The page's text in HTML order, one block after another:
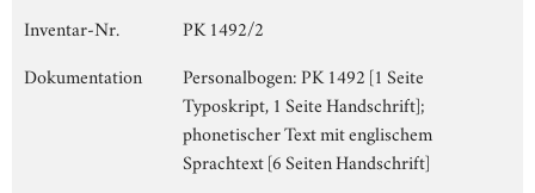
Inventar-Nr.
PK 1492/2
Dokumentation
Personalbogen: PK 1492 [1 Seite
Typoskript, 1 Seite Handschrift];
phonetischer Text mit englischem
Sprachtext [6 Seiten Handschrift]